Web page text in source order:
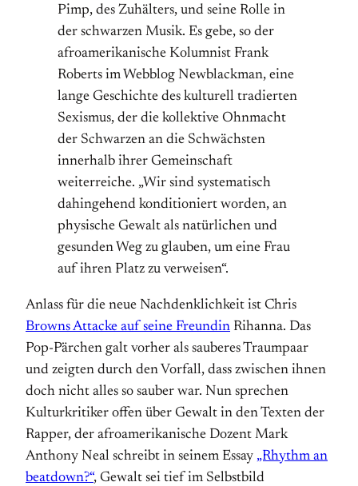
Pimp, des Zuhälters, und seine Rolle in
der schwarzen Musik. Es gebe, so der
afroamerikanische Kolumnist Frank
Roberts im Webblog Newblackman, eine
lange Geschichte des kulturell tradierten
Sexismus, der die kollektive Ohnmacht
der Schwarzen an die Schwächsten
innerhalb ihrer Gemeinschaft
weiterreiche. „Wir sind systematisch
dahingehend konditioniert worden, an
physische Gewalt als natürlichen und
gesunden Weg zu glauben, um eine Frau
auf ihren Platz zu verweisen“.
Anlass für die neue Nachdenklichkeit ist Chris
Browns Attacke auf seine Freundin Rihanna. Das
Pop-Pärchen galt vorher als sauberes Traumpaar
und zeigten durch den Vorfall, dass zwischen ihnen
doch nicht alles so sauber war. Nun sprechen
Kulturkritiker offen über Gewalt in den Texten der
Rapper, der afroamerikanische Dozent Mark
Anthony Neal schreibt in seinem Essay „Rhythm an
beatdown?“, Gewalt sei tief im Selbstbild